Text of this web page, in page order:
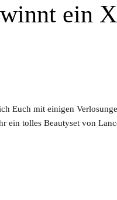
ein
Euch mit einigen
ein tolles Beautyset von